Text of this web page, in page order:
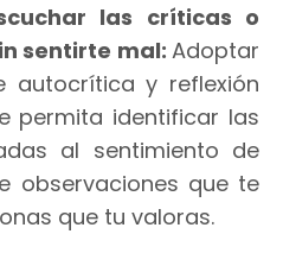
las críticas o
sentirte mal: Adoptar
autocrítica y reflexión
permita identificar las
al sentimiento de
observaciones que te
que tu valoras.